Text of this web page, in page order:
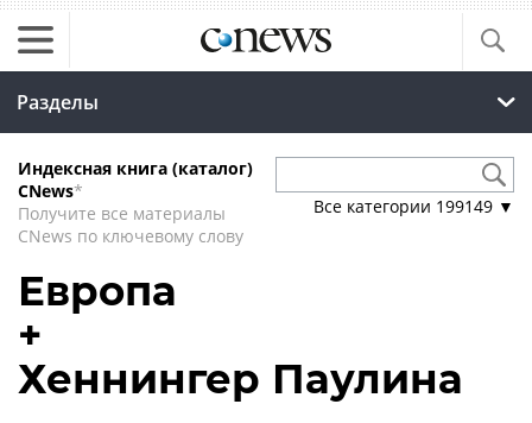
Разделы
Индексная книга (каталог)
CNews*
Получите все материалы
CNews по ключевому слову
Все категории 199149 ▼
Европа
+
Хеннингер Паулина